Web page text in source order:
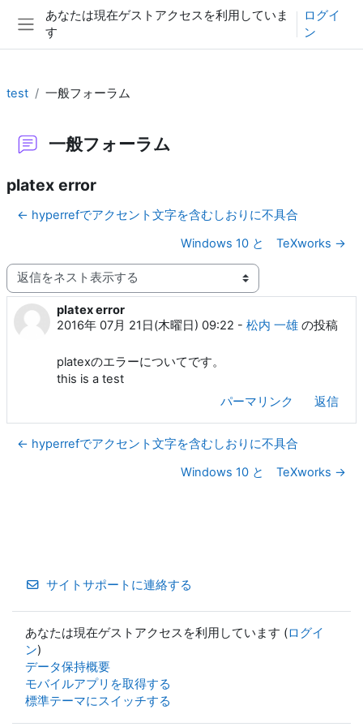
メインコンテンツへスキップする
サイドパネル
あなたは現在ゲストアクセスを利用していま
す
ログイ
ン
test 一般フォーラム
一般フォーラム
platex error
← hyperrefでアクセント文字を含むしおりに不具合
Windows 10 と TeXworks →
表示モード
platex error
2016年 07月 21日(木曜日) 09:22 - 松内 一雄 の投稿
返信数: 0
platexのエラーについてです。
this is a test
パーマリンク
返信
← hyperrefでアクセント文字を含むしおりに不具合
Windows 10 と TeXworks →
サイトサポートに連絡する
あなたは現在ゲストアクセスを利用しています (ログイ
ン)
データ保持概要
モバイルアプリを取得する
標準テーマにスイッチする